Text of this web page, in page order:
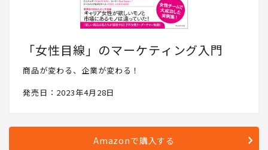
「女性目線」のマーケティング入門
商品が変わる、企業が変わる！
発売日：2023年4月28日
Amazonで購入する